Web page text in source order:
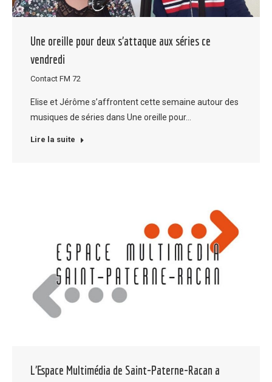
Une oreille pour deux s’attaque aux séries ce
vendredi
Contact FM 72
Elise et Jérôme s’affrontent cette semaine autour des
musiques de séries dans Une oreille pour…
Lire la suite
L’Espace Multimédia de Saint-Paterne-Racan a